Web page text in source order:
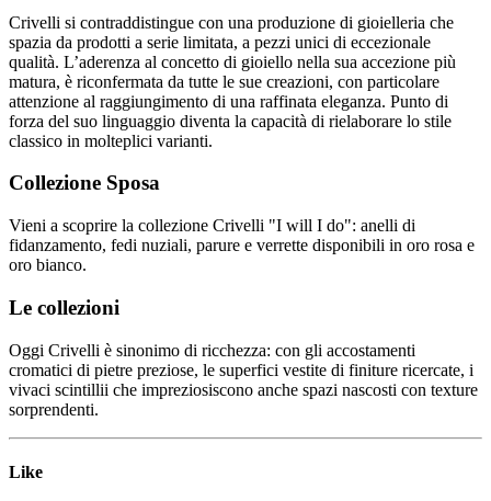
Crivelli si contraddistingue con una produzione di gioielleria che
spazia da prodotti a serie limitata, a pezzi unici di eccezionale
qualità. L’aderenza al concetto di gioiello nella sua accezione più
matura, è riconfermata da tutte le sue creazioni, con particolare
attenzione al raggiungimento di una raffinata eleganza. Punto di
forza del suo linguaggio diventa la capacità di rielaborare lo stile
classico in molteplici varianti.
Collezione Sposa
Vieni a scoprire la collezione Crivelli "I will I do": anelli di
fidanzamento, fedi nuziali, parure e verrette disponibili in oro rosa e
oro bianco.
Le collezioni
Oggi Crivelli è sinonimo di ricchezza: con gli accostamenti
cromatici di pietre preziose, le superfici vestite di finiture ricercate, i
vivaci scintillii che impreziosiscono anche spazi nascosti con texture
sorprendenti.
Like